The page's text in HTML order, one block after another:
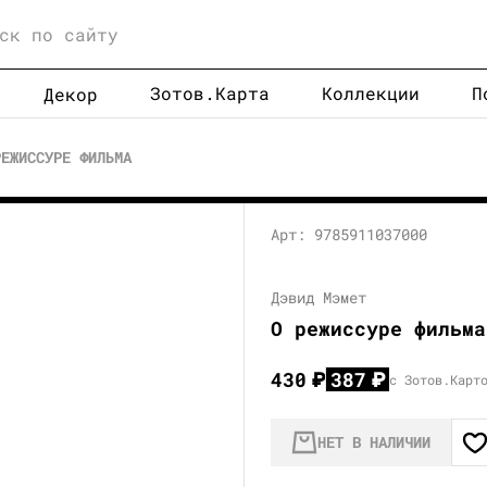
Декор Зотов.Карта Коллекции
ФИЛЬМА
Арт: 9785911037000
Дэвид Мэмет
О режиссуре фильма
430₽ 387₽ с
НЕТ В НАЛИЧИИ